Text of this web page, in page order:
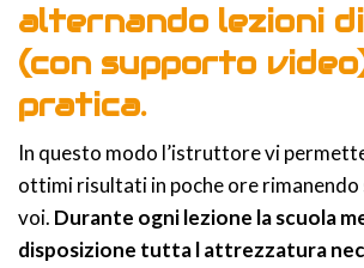
alternando lezioni
(con supporto
pratica.
In questo modo l’istruttore vi
ottimi risultati in poche ore rimanendo
voi. Durante ogni lezione la scuola
disposizione tutta l attrezzatura